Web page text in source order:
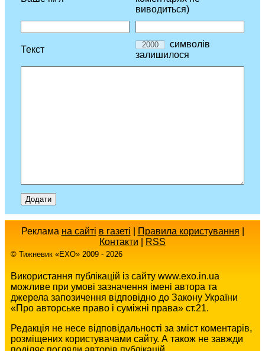
виводиться)
Текст
символів
залишилося
Реклама на сайті в газеті Правила користування
Контакти
RSS
© Тижневик «EХO» 2009 - 2026
Використання публікацій із сайту www.exo.in.ua
можливе при умові зазначення імені автора та
джерела запозичення відповідно до Закону України
«Про авторське право і суміжні права» ст.21.
Редакція не несе відповідальності за зміст коментарів,
розміщених користувачами сайту. А також не завжди